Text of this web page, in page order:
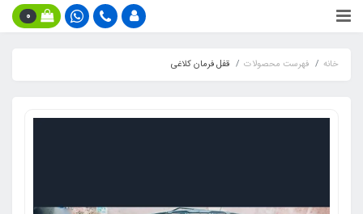
0
خانه فهرست محصولات قفل فرمان کلاغی